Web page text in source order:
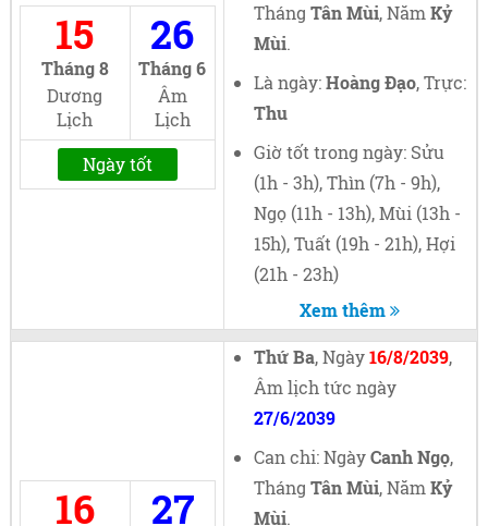
15
Tháng 8
Dương
Lịch
26
Tháng 6
Âm
Lịch
Ngày tốt
Tháng Tân Mùi, Năm Kỷ
Mùi.
Là ngày:Hoàng Đạo, Trực:
Thu
Giờ tốt trong ngày: Sửu
(1h - 3h), Thìn (7h - 9h),
Ngọ (11h - 13h), Mùi (13h -
15h), Tuất (19h - 21h), Hợi
(21h - 23h)
Xem thêm
16 27
Thứ Ba, Ngày16/8/2039,
Âm lịch tức ngày
27/6/2039
Can chi: NgàyCanh Ngọ,
Tháng Tân Mùi, Năm Kỷ
Mùi.